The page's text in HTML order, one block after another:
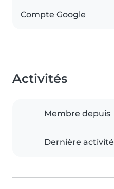
Compte Google
Activités
Membre depuis
Dernière activité